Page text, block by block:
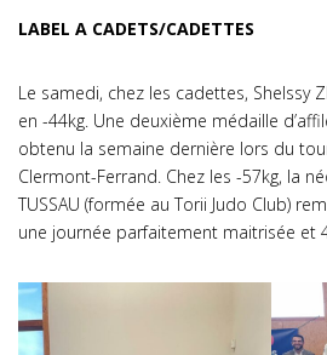
LABEL A CADETS/CADETTES
Le samedi, chez les cadettes, Shelssy
en -44kg. Une deuxième médaille
obtenu la semaine dernière lors du
Clermont-Ferrand. Chez les -57kg, la
TUSSAU (formée au Torii Judo Club)
une journée parfaitement maitrisée et